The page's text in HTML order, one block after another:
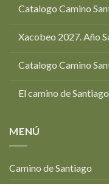
Catalogo Camino
Xacobeo 2027. Año
Catalogo Camino
El camino de
MENÚ
Camino de Santiago